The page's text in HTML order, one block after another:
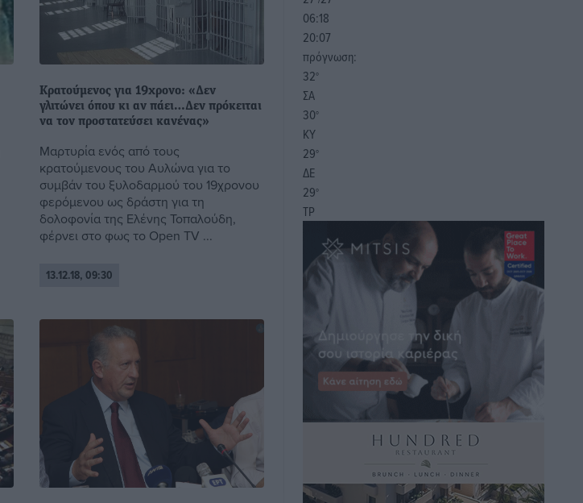
Κρατούμενος για 19χρονο: «Δεν
γλιτώνει όπου κι αν πάει…Δεν πρόκειται
να τον προστατεύσει κανένας»
Μαρτυρία ενός από τους
κρατούμενους του Αυλώνα για το
συμβάν του ξυλοδαρμού του 19χρονου
φερόμενου ως δράστη για τη
δολοφονία της Ελένης Τοπαλούδη,
φέρνει στο φως το Open TV ...
13.12.18, 09:30
06:18
20:07
πρόγνωση:
32°
ΣΑ
30°
ΚΥ
29°
ΔΕ
29°
ΤΡ